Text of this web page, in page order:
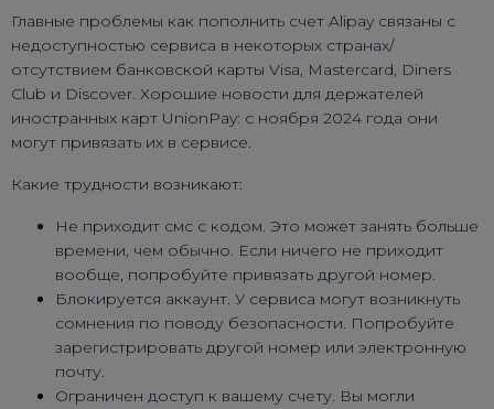
Главные проблемы как пополнить счет Alipay связаны с
недоступностью сервиса в некоторых странах/
отсутствием банковской карты Visa, Mastercard, Diners
Club и Discover. Хорошие новости для держателей
иностранных карт UnionPay: с ноября 2024 года они
могут привязать их в сервисе.
Какие трудности возникают:
Не приходит смс с кодом. Это может занять больше
времени, чем обычно. Если ничего не приходит
вообще, попробуйте привязать другой номер.
Блокируется аккаунт. У сервиса могут возникнуть
сомнения по поводу безопасности. Попробуйте
зарегистрировать другой номер или электронную
почту.
Ограничен доступ к вашему счету. Вы могли